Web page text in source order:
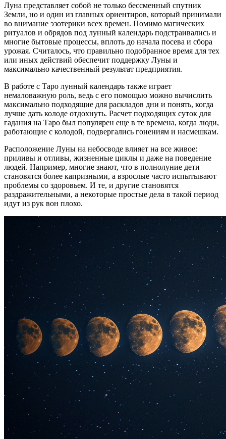
Луна представляет собой не только бессменный спутник
Земли, но и один из главных ориентиров, который принимали
во внимание эзотерики всех времен. Помимо магических
ритуалов и обрядов под лунный календарь подстраивались и
многие бытовые процессы, вплоть до начала посева и сбора
урожая. Считалось, что правильно подобранное время для тех
или иных действий обеспечит поддержку Луны и
максимально качественный результат предприятия.
В работе с Таро лунный календарь также играет
немаловажную роль, ведь с его помощью можно вычислить
максимально подходящие для раскладов дни и понять, когда
лучше дать колоде отдохнуть. Расчет подходящих суток для
гадания на Таро был популярен еще в те времена, когда люди,
работающие с колодой, подвергались гонениям и насмешкам.
Расположение Луны на небосводе влияет на все живое:
приливы и отливы, жизненные циклы и даже на поведение
людей. Например, многие знают, что в полнолуние дети
становятся более капризными, а взрослые часто испытывают
проблемы со здоровьем. И те, и другие становятся
раздражительными, а некоторые простые дела в такой период
идут из рук вон плохо.